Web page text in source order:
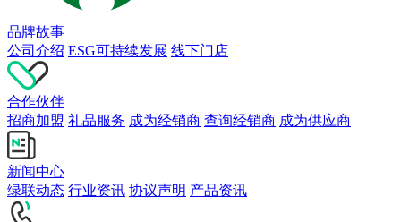
品牌故事
公司介绍 ESG可持续发展 线下门店
合作伙伴
招商加盟 礼品服务 成为经销商 查询经销商 成为供应商
新闻中心
绿联动态 行业资讯 协议声明 产品资讯